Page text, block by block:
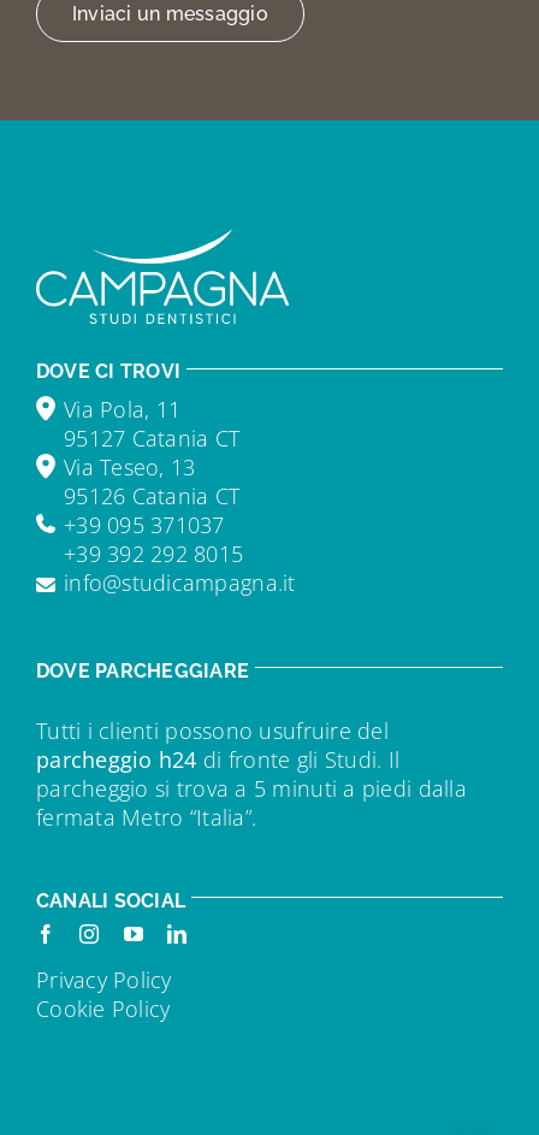
Inviaci un messaggio
DOVE CI TROVI
Via Pola, 11
95127 Catania CT
Via Teseo, 13
95126 Catania CT
+39 095 371037
+39 392 292 8015
info@studicampagna.it
DOVE PARCHEGGIARE
Tutti i clienti possono usufruire del
parcheggio h24 di fronte gli Studi. Il
parcheggio si trova a 5 minuti a piedi dalla
fermata Metro “Italia”.
CANALI SOCIAL
Privacy Policy
Cookie Policy